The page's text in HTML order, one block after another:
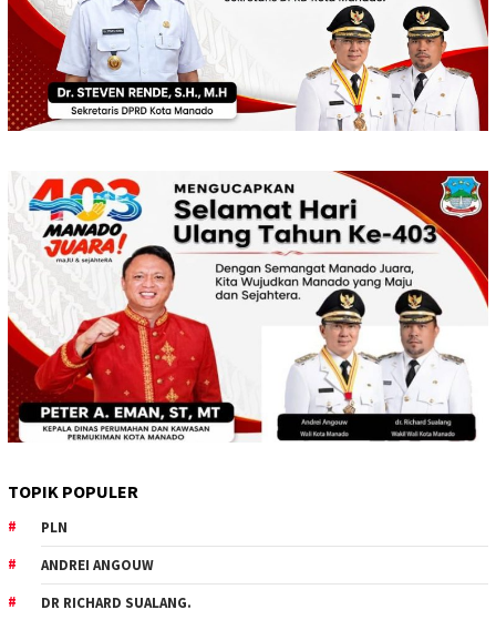
TOPIK POPULER
PLN
ANDREI ANGOUW
DR RICHARD SUALANG.